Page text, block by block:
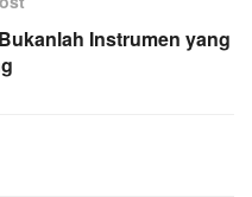
Instrumen yang